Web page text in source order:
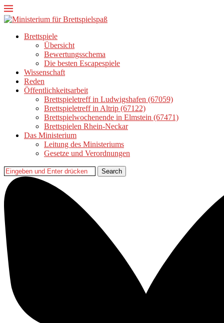
Brettspiele
Übersicht
Bewertungsschema
Die besten Escapespiele
Wissenschaft
Reden
Öffentlichkeitsarbeit
Brettspieletreff in Ludwigshafen (67059)
Brettspieletreff in Altrip (67122)
Brettspielwochenende in Elmstein (67471)
Brettspielen Rhein-Neckar
Das Ministerium
Leitung des Ministeriums
Gesetze und Verordnungen
Search